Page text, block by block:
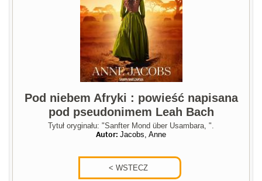
Pod niebem Afryki : powieść napisana
pod pseudonimem Leah Bach
Tytuł oryginału: "Sanfter Mond über Usambara, ".
Autor: Jacobs, Anne